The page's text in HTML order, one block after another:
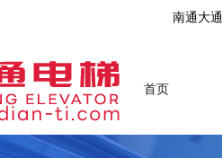
南通大
首页